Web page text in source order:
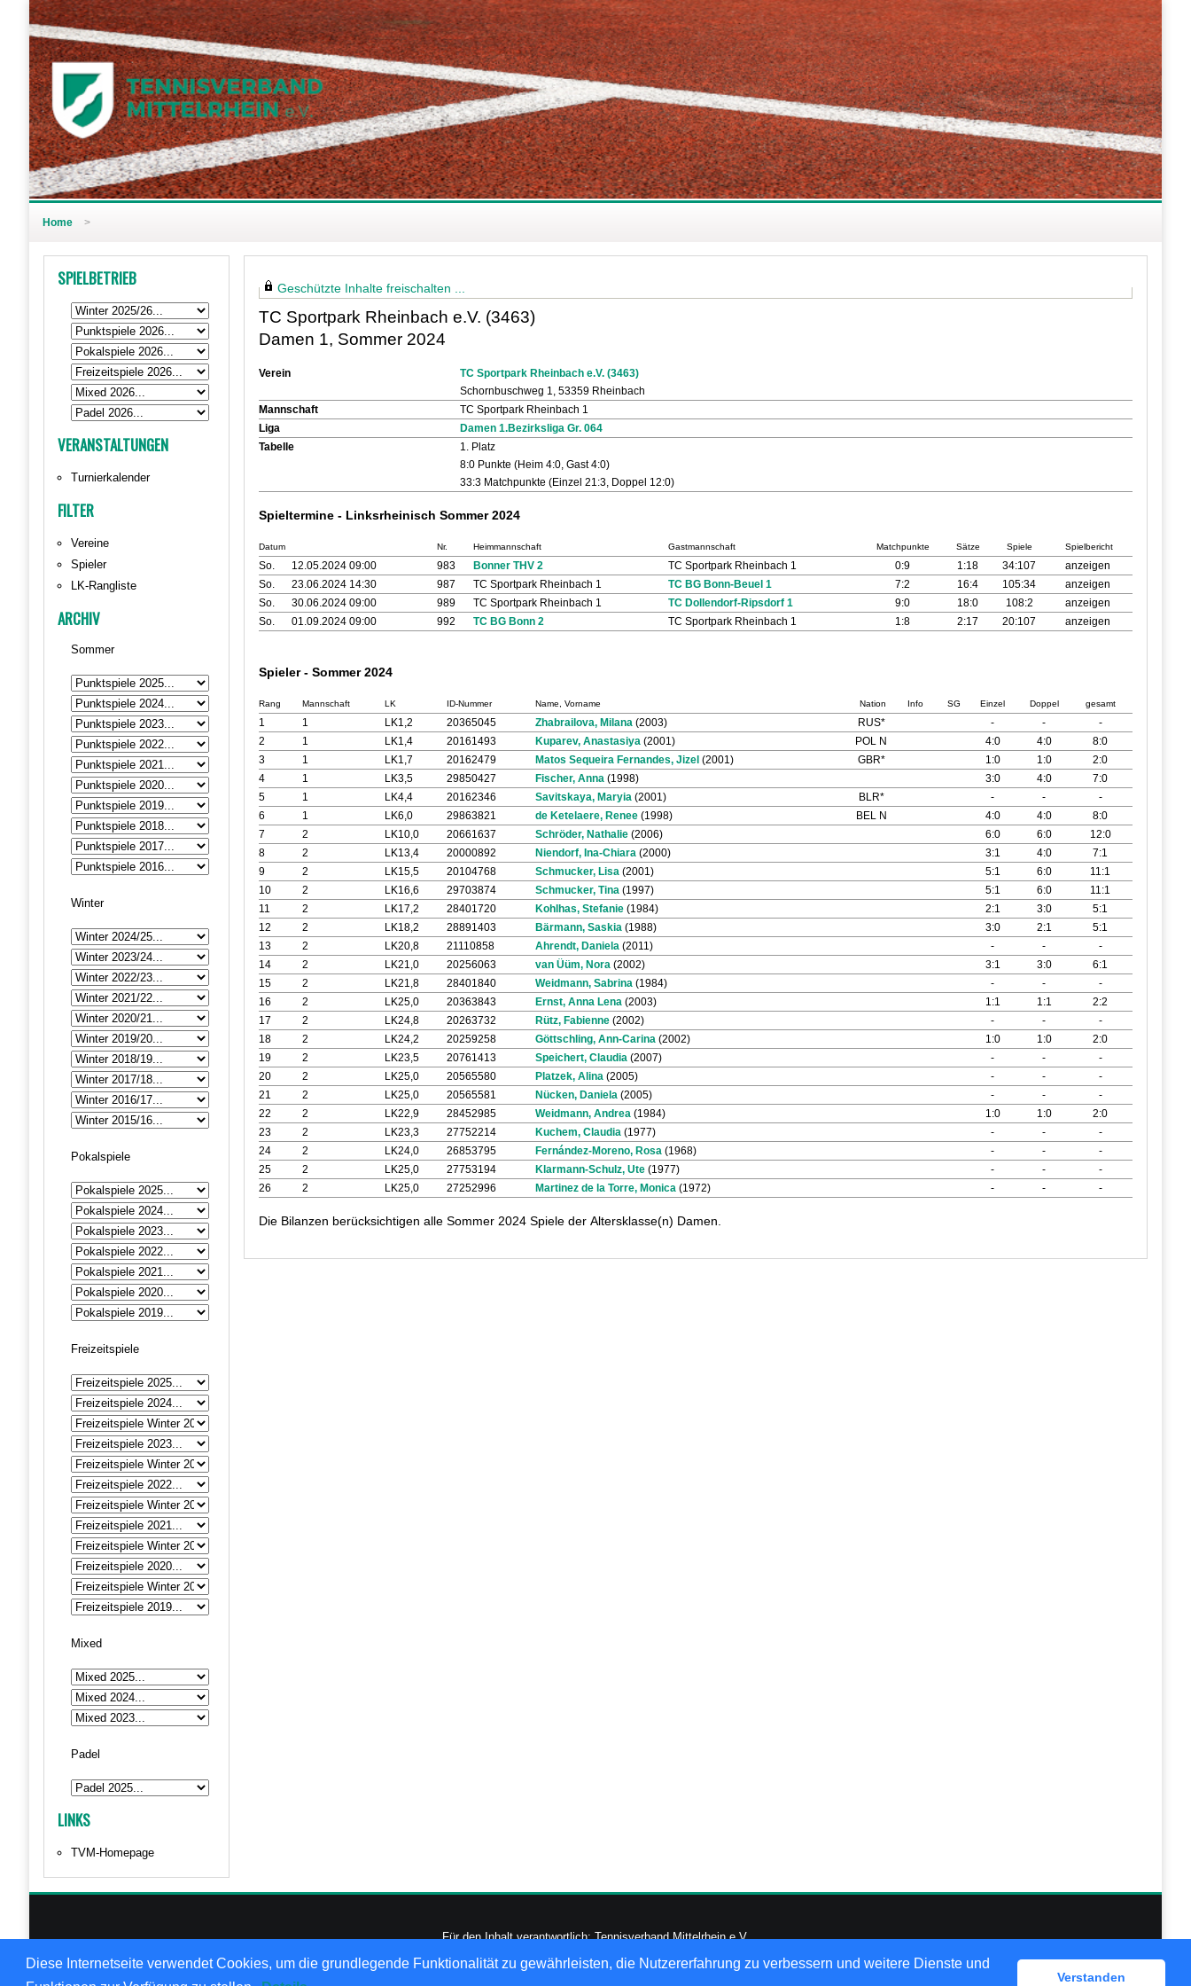
Diese Internetseite verwendet Cookies, um die grundlegende Funktionalität zu gewährleisten, die Nutzererfahrung zu verbessern und weitere Dienste und
Verstanden
Home >
SPIELBETRIEB
VERANSTALTUNGEN
Turnierkalender
FILTER
Vereine
Spieler
LK-Rangliste
ARCHIV
Sommer
Winter
Pokalspiele
Freizeitspiele
Mixed
Padel
LINKS
TVM-Homepage
Geschützte Inhalte freischalten ...
TC Sportpark Rheinbach e.V. (3463)
Damen 1, Sommer 2024
Verein
TC Sportpark Rheinbach e.V. (3463)
Schornbuschweg 1, 53359 Rheinbach
Mannschaft
TC Sportpark Rheinbach 1
Liga
Damen 1.Bezirksliga Gr. 064
Tabelle
1. Platz
8:0 Punkte (Heim 4:0, Gast 4:0)
33:3 Matchpunkte (Einzel 21:3, Doppel 12:0)
Spieltermine - Linksrheinisch Sommer 2024
Datum Nr. Heimmannschaft Gastmannschaft Matchpunkte Sätze Spiele Spielbericht
So. 12.05.2024 09:00 983 Bonner THV 2 TC Sportpark Rheinbach 1 0:9 1:18 34:107
anzeigen
So.
23.06.2024 14:30 987 TC Sportpark Rheinbach 1 TC BG Bonn-Beuel 1 7:2 16:4 105:34
anzeigen
So.
30.06.2024 09:00 989 TC Sportpark Rheinbach 1 TC Dollendorf-Ripsdorf 1 9:0 18:0 108:2
anzeigen
So.
01.09.2024 09:00 992 TC BG Bonn 2 TC Sportpark Rheinbach 1 1:8 2:17 20:107 anzeigen
Spieler - Sommer 2024
Rang Mannschaft LK ID-Nummer Name, Vorname Nation Info SG Einzel Doppel gesamt
1 1 LK1,2 20365045 Zhabrailova, Milana (2003) RUS* - -
-
2
1 LK1,4 20161493 Kuparev, Anastasiya (2001) POL N 4:0 4:0
8:0
3
1 LK1,7 20162479 Matos Sequeira Fernandes, Jizel (2001) GBR* 1:0 1:0
2:0
4
1 LK3,5 29850427 Fischer, Anna (1998) 3:0 4:0
7:0
5
1 LK4,4 20162346 Savitskaya, Maryia (2001) BLR* - -
-
6
1 LK6,0 29863821 de Ketelaere, Renee (1998) BEL N 4:0 4:0
8:0
7
2 LK10,0 20661637 Schröder, Nathalie (2006) 6:0 6:0
12:0
8
2 LK13,4 20000892 Niendorf, Ina-Chiara (2000) 3:1 4:0
7:1
9
2 LK15,5 20104768 Schmucker, Lisa (2001) 5:1 6:0
11:1
10
2 LK16,6 29703874 Schmucker, Tina (1997) 5:1 6:0
11:1
11
2 LK17,2 28401720 Kohlhas, Stefanie (1984) 2:1 3:0
5:1
12
2 LK18,2 28891403 Bärmann, Saskia (1988) 3:0 2:1
5:1
13
2 LK20,8 21110858 Ahrendt, Daniela (2011) - -
-
14
2 LK21,0 20256063 van Üüm, Nora (2002) 3:1 3:0
6:1
15
2 LK21,8 28401840 Weidmann, Sabrina (1984) - -
-
16
2 LK25,0 20363843 Ernst, Anna Lena (2003) 1:1 1:1
2:2
17
2 LK24,8 20263732 Rütz, Fabienne (2002) - -
-
18
2 LK24,2 20259258 Göttschling, Ann-Carina (2002) 1:0 1:0
2:0
19
2 LK23,5 20761413 Speichert, Claudia (2007) - -
-
20
2 LK25,0 20565580 Platzek, Alina (2005) - -
-
21
2 LK25,0 20565581 Nücken, Daniela (2005) - -
-
22
2 LK22,9 28452985 Weidmann, Andrea (1984) 1:0 1:0
2:0
23
2 LK23,3 27752214 Kuchem, Claudia (1977) - -
-
24
2 LK24,0 26853795 Fernández-Moreno, Rosa (1968) - -
-
25
2 LK25,0 27753194 Klarmann-Schulz, Ute (1977) - -
-
26
2 LK25,0 27252996 Martinez de la Torre, Monica (1972) - - -
Die Bilanzen berücksichtigen alle Sommer 2024 Spiele der Altersklasse(n) Damen.
Für den Inhalt verantwortlich: Tennisverband Mittelrhein e.V.
© 1999-2026
nu Datenautomaten GmbH - Automatisierte internetgestützte Netzwerklösungen
Datenschutz